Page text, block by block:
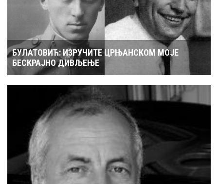
БУЛАТОВИЋ: ИЗРУЧИТЕ ЦРЊАНСКОМ МОЈЕ
БЕСКРАЈНО ДИВЉЕЊЕ